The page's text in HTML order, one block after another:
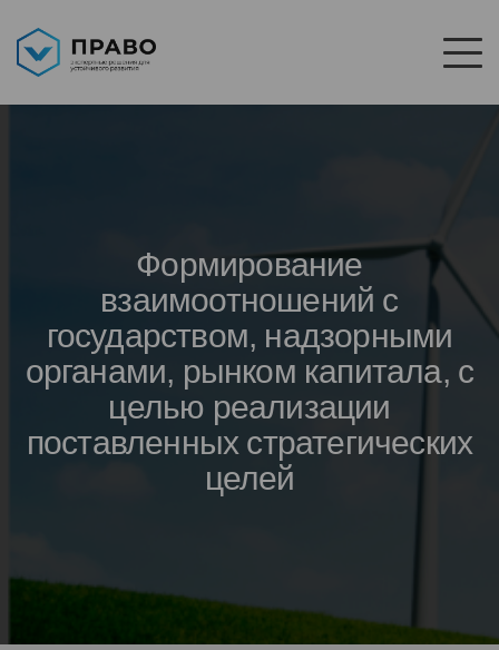
Формирование
взаимоотношений с
государством, надзорными
органами, рынком капитала, с
целью реализации
поставленных стратегических
целей